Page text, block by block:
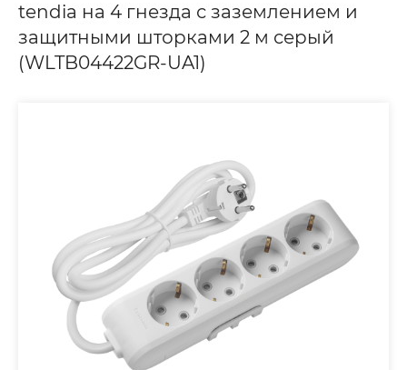
tendia на 4 гнезда с заземлением и
защитными шторками 2 м серый
(WLTB04422GR-UA1)